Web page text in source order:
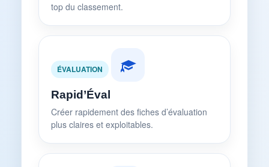
top du classement.
ÉVALUATION
Rapid’Éval
Créer rapidement des fiches d’évaluation
plus claires et exploitables.